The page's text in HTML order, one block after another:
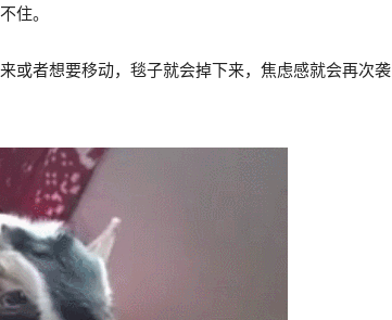
住。
或者想要移动，毯子就会掉下来，焦虑感就会再次袭